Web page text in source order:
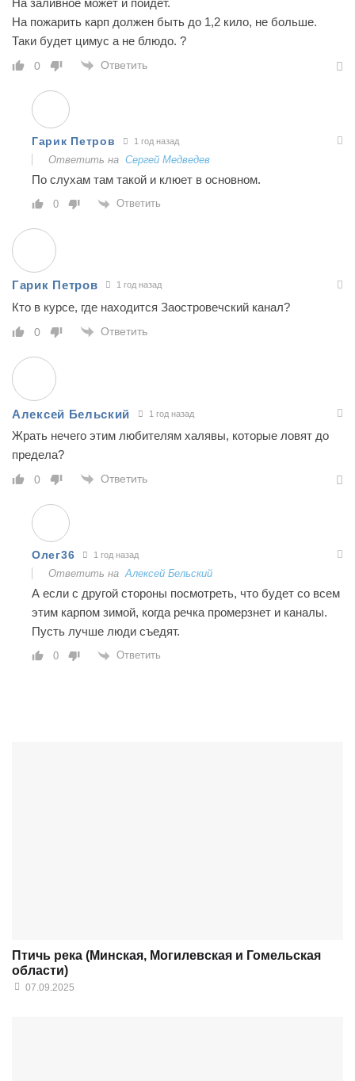
На заливное может и пойдёт.
На пожарить карп должен быть до 1,2 кило, не больше.
Таки будет цимус а не блюдо. ?
0 Ответить
Гарик Петров 1 год назад
Ответить на Сергей Медведев
По слухам там такой и клюет в основном.
0 Ответить
Гарик Петров 1 год назад
Кто в курсе, где находится Заостровечский канал?
0 Ответить
Алексей Бельский 1 год назад
Жрать нечего этим любителям халявы, которые ловят до
предела?
0 Ответить
Олег36 1 год назад
Ответить наАлексей Бельский
А если с другой стороны посмотреть, что будет со всем
этим карпом зимой, когда речка промерзнет и каналы.
Пусть лучше люди съедят.
0 Ответить
Птичь река (Минская, Могилевская и Гомельская
области)
07.09.2025